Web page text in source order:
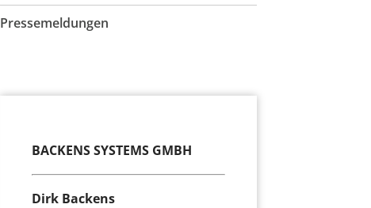
Pressemeldungen
BACKENS SYSTEMS GMBH
Dirk Backens